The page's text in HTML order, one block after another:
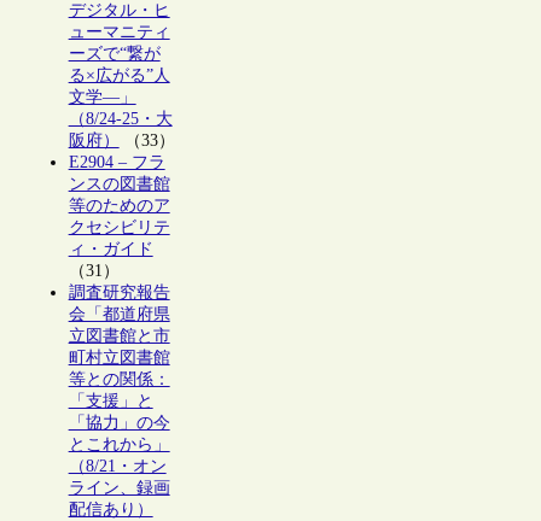
デジタル・ヒ
ューマニティ
ーズで“繋が
る×広がる”人
文学―」
（8/24-25・大
阪府）
（33）
E2904 – フラ
ンスの図書館
等のためのア
クセシビリテ
ィ・ガイド
（31）
調査研究報告
会「都道府県
立図書館と市
町村立図書館
等との関係：
「支援」と
「協力」の今
とこれから」
（8/21・オン
ライン、録画
配信あり）